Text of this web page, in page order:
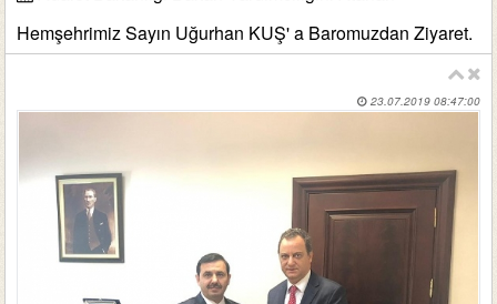
Hemşehrimiz Sayın Uğurhan KUŞ' a Baromuzdan Ziyaret.
23.07.2019 08:47:00